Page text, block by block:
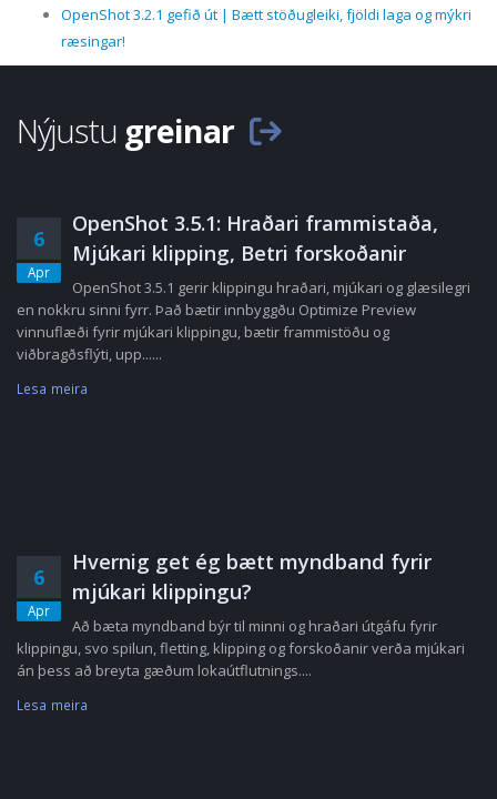
OpenShot 3.2.1 gefið út | Bætt stöðugleiki, fjöldi laga og mýkri
ræsingar!
Nýjustu greinar
6
Apr
OpenShot 3.5.1: Hraðari frammistaða,
Mjúkari klipping, Betri forskoðanir
OpenShot 3.5.1 gerir klippingu hraðari, mjúkari og glæsilegri
en nokkru sinni fyrr. Það bætir innbyggðu Optimize Preview
vinnuflæði fyrir mjúkari klippingu, bætir frammistöðu og
viðbragðsflýti, upp......
Lesa meira
6
Apr
Hvernig get ég bætt myndband fyrir
mjúkari klippingu?
Að bæta myndband býr til minni og hraðari útgáfu fyrir
klippingu, svo spilun, fletting, klipping og forskoðanir verða mjúkari
án þess að breyta gæðum lokaútflutnings....
Lesa meira